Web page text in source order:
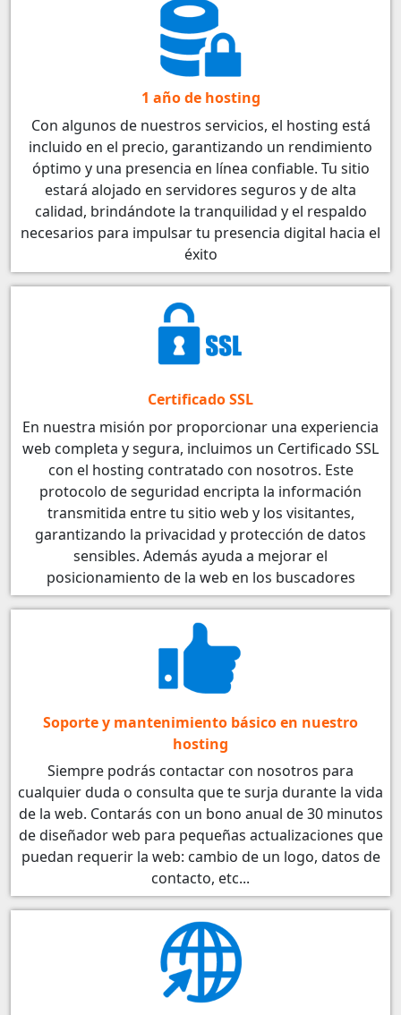
1 año de hosting
Con algunos de nuestros servicios, el hosting está
incluido en el precio, garantizando un rendimiento
óptimo y una presencia en línea confiable. Tu sitio
estará alojado en servidores seguros y de alta
calidad, brindándote la tranquilidad y el respaldo
necesarios para impulsar tu presencia digital hacia el
éxito
Certificado SSL
En nuestra misión por proporcionar una experiencia
web completa y segura, incluimos un Certificado SSL
con el hosting contratado con nosotros. Este
protocolo de seguridad encripta la información
transmitida entre tu sitio web y los visitantes,
garantizando la privacidad y protección de datos
sensibles. Además ayuda a mejorar el
posicionamiento de la web en los buscadores
Soporte y mantenimiento básico en nuestro
hosting
Siempre podrás contactar con nosotros para
cualquier duda o consulta que te surja durante la vida
de la web. Contarás con un bono anual de 30 minutos
de diseñador web para pequeñas actualizaciones que
puedan requerir la web: cambio de un logo, datos de
contacto, etc...